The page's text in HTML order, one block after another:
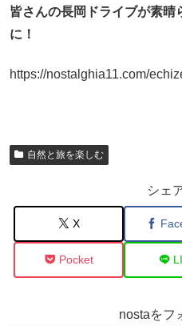
皆さんの長岡ドライブが素晴
に！
https://nostalghia11.com/
自然と旅を楽しむ
シェ
X
Pocket
nostaをフ